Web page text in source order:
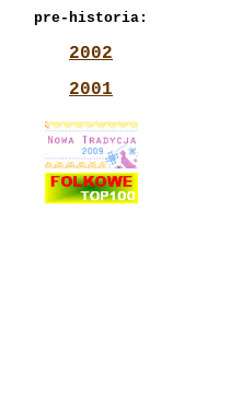
pre-historia:
2002
2001